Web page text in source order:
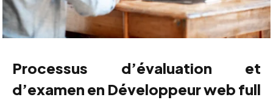
Processus d’évaluation et
d’examen en Développeur web full